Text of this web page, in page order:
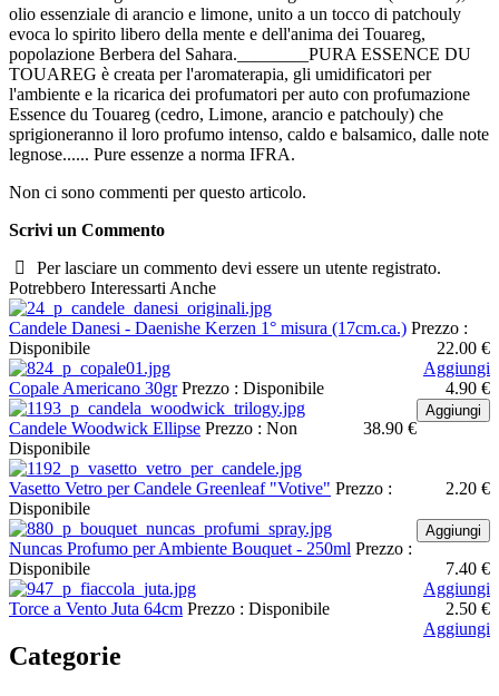
olio essenziale di arancio e limone, unito a un tocco di patchouly
evoca lo spirito libero della mente e dell'anima dei Touareg,
popolazione Berbera del Sahara.________PURA ESSENCE DU
TOUAREG è creata per l'aromaterapia, gli umidificatori per
l'ambiente e la ricarica dei profumatori per auto con profumazione
Essence du Touareg (cedro, Limone, arancio e patchouly) che
sprigioneranno il loro profumo intenso, caldo e balsamico, dalle note
legnose...... Pure essenze a norma IFRA.
Non ci sono commenti per questo articolo.
Scrivi un Commento
Per lasciare un commento devi essere un utente registrato.
Potrebbero Interessarti Anche
Candele Danesi - Daenishe Kerzen 1° misura (17cm.ca.) Prezzo :
22.00 €
Disponibile
Aggiungi
Copale Americano 30gr Prezzo : 4.90 €
Disponibile
Aggiungi
Candele Woodwick Ellipse Prezzo : 38.90 €
Non
Disponibile
Vasetto Vetro per Candele Greenleaf "Votive" Prezzo :
2.20 €
Disponibile
Aggiungi
Nuncas Profumo per Ambiente Bouquet - 250ml Prezzo :
7.40 €
Disponibile
Aggiungi
Torce a Vento Juta 64cm Prezzo : 2.50 €
Disponibile
Aggiungi
Categorie